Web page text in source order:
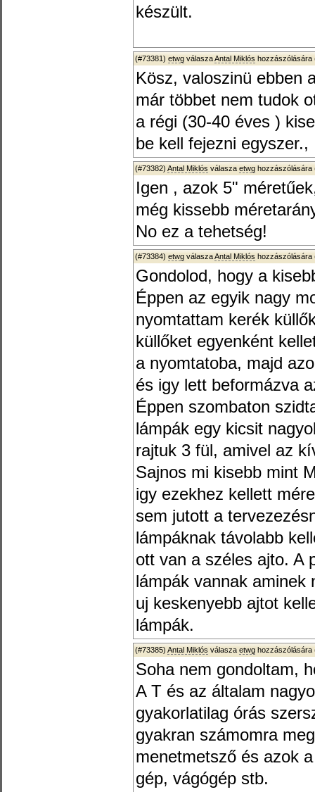
készült.
(#73381) etwg válaszaAntal Miklós hozzászólására
Kösz, valoszinü ebben
már többet nem tudok
a régi (30-40 éves )
be kell fejezni egyszer.,
(#73382) Antal Miklós válasza etwg hozzászólására
Igen , azok 5"
még kissebb
No ez a tehetség!
(#73384) etwg válaszaAntal Miklós hozzászólására
Gondolod, hogy a
Éppen az egyik nagy
nyomtattam kerék
küllőket egyenként
a nyomtatoba, majd
és igy lett beformázva
Éppen szombaton
lámpák egy kicsit
rajtuk 3 fül, amivel az
Sajnos mi kisebb mint
igy ezekhez kellett
sem jutott a
lámpáknak távolabb
ott van a széles ajto. A
lámpák vannak aminek
uj keskenyebb ajtot
lámpák.
(#73385) Antal Miklós válasza etwg hozzászólására
Soha nem gondoltam,
A T és az általam
gyakorlatilag órás
gyakran számomra
menetmetsző és azok
gép, vágógép stb.